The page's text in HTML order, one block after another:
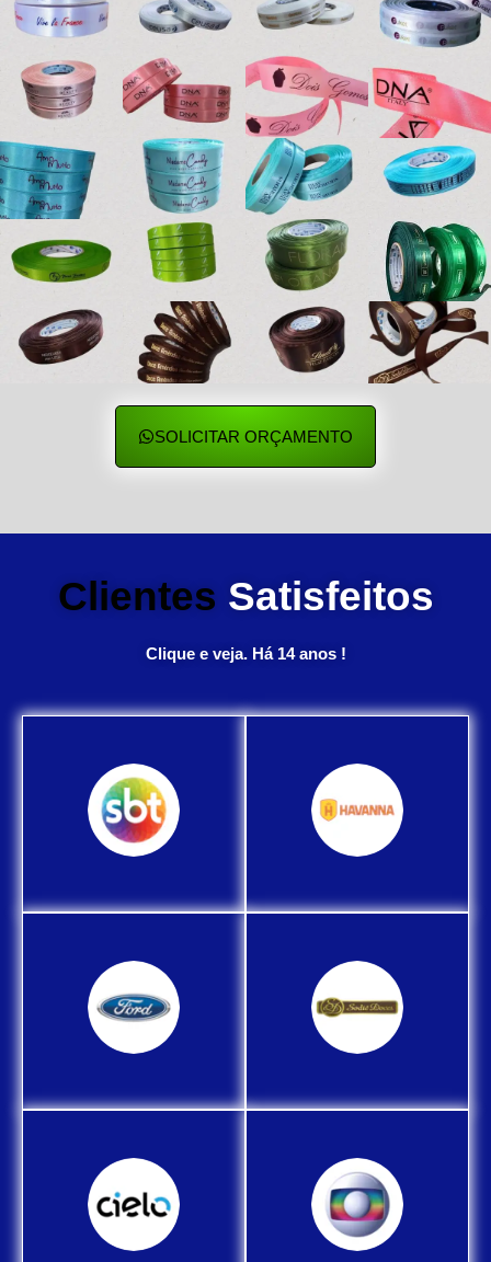
SOLICITAR ORÇAMENTO
Clientes Satisfeitos
Clique e veja. Há 14 anos !